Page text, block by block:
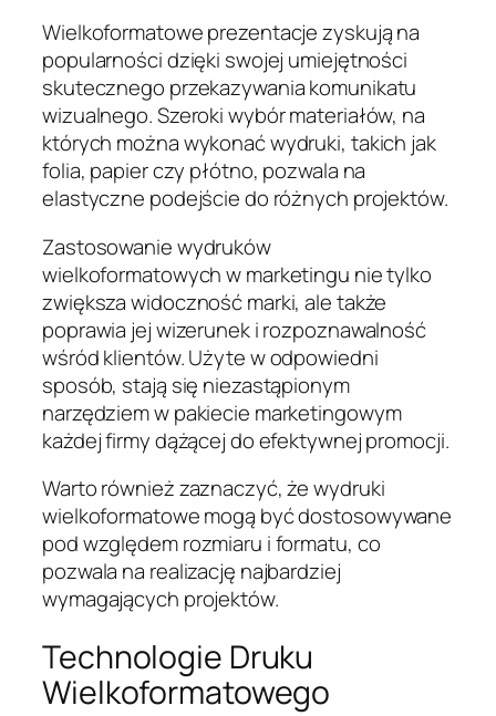
Wielkoformatowe prezentacje zyskują na
popularności dzięki swojej umiejętności
skutecznego przekazywania komunikatu
wizualnego. Szeroki wybór materiałów, na
których można wykonać wydruki, takich jak
folia, papier czy płótno, pozwala na
elastyczne podejście do różnych projektów.
Zastosowanie wydruków
wielkoformatowych w marketingu nie tylko
zwiększa widoczność marki, ale także
poprawia jej wizerunek i rozpoznawalność
wśród klientów. Użyte w odpowiedni
sposób, stają się niezastąpionym
narzędziem w pakiecie marketingowym
każdej firmy dążącej do efektywnej promocji.
Warto również zaznaczyć, że wydruki
wielkoformatowe mogą być dostosowywane
pod względem rozmiaru i formatu, co
pozwala na realizację najbardziej
wymagających projektów.
Technologie Druku
Wielkoformatowego